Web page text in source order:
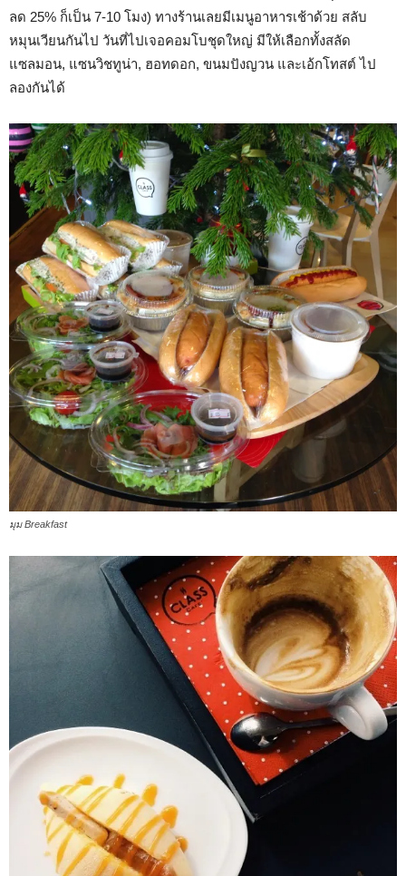
ลด 25% ก็เป็น 7-10 โมง) ทางร้านเลยมีเมนูอาหารเช้าด้วย สลับ
หมุนเวียนกันไป วันที่ไปเจอคอมโบชุดใหญ่ มีให้เลือกทั้งสลัด
แซลมอน, แซนวิชทูน่า, ฮอทดอก, ขนมปังญวน และเอ้กโทสต์ ไป
ลองกันได้
มุม Breakfast